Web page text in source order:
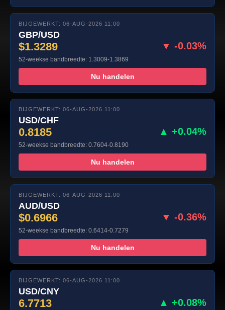
BIJGEWERKT: 06-AUG-2026 11:00
GBP/USD
$1.3289 ▼ -0.03%
52-weekse bandbreedte: 1.3009-1.3869
Nu handelen
BIJGEWERKT: 06-AUG-2026 11:00
USD/CHF
0.8185 ▲ +0.04%
52-weekse bandbreedte: 0.7604-0.8190
Nu handelen
BIJGEWERKT: 06-AUG-2026 11:00
AUD/USD
$0.6966 ▼ -0.36%
52-weekse bandbreedte: 0.6414-0.7279
Nu handelen
BIJGEWERKT: 06-AUG-2026 11:00
USD/CNY
6.7713 ▲ +0.08%